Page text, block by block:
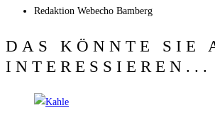
Redak­ti­on Web­echo Bamberg
DAS KÖNNTE SIE
INTERESSIEREN...